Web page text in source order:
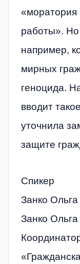
«моратория
работы». Но
например,
мирных
геноцида.
вводит
уточнила
защите
Спикер
Занко
Занко